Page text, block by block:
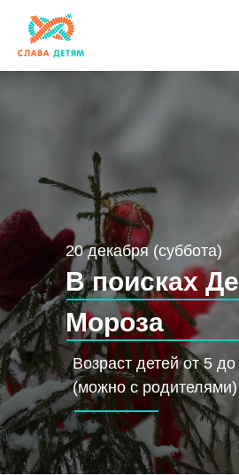
В поисках
Мороза
20 декабря (суббота)
Возраст детей от 5 до
(можно с родителями)